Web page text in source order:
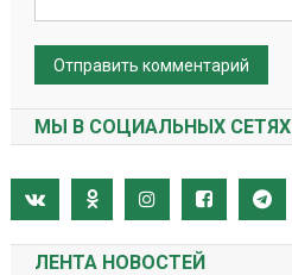
МЫ В СОЦИАЛЬНЫХ СЕТЯХ
ЛЕНТА НОВОСТЕЙ